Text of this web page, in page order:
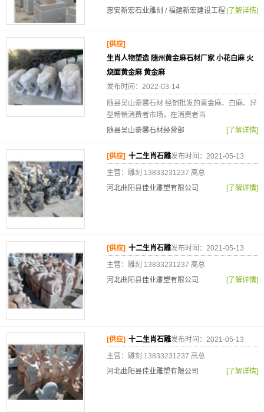
惠安新宏石业雕刻 / 福建新宏建设工程[了解详情]
[供应]
生肖人物塑造 随州黄金麻石材厂家 小花白麻 火
烧面黄金麻 黄金麻
发布时间：2022-03-14
随县吴山豪馨石材 经销批发的黄金麻、白麻、异
型畅销消费者市场，在消费者当
随县吴山豪馨石材经营部
[了解详情]
[供应] 十二生肖石雕发布时间：2021-05-13
主营：雕刻 13833231237 高总
河北曲阳县佳业雕塑有限公司
[了解详情]
[供应] 十二生肖石雕发布时间：2021-05-13
主营：雕刻 13833231237 高总
河北曲阳县佳业雕塑有限公司
[了解详情]
[供应] 十二生肖石雕发布时间：2021-05-13
主营：雕刻 13833231237 高总
河北曲阳县佳业雕塑有限公司
[了解详情]